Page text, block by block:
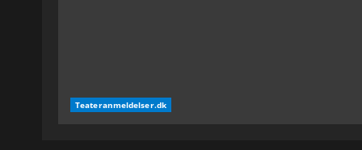
Teateranmeldelser.dk